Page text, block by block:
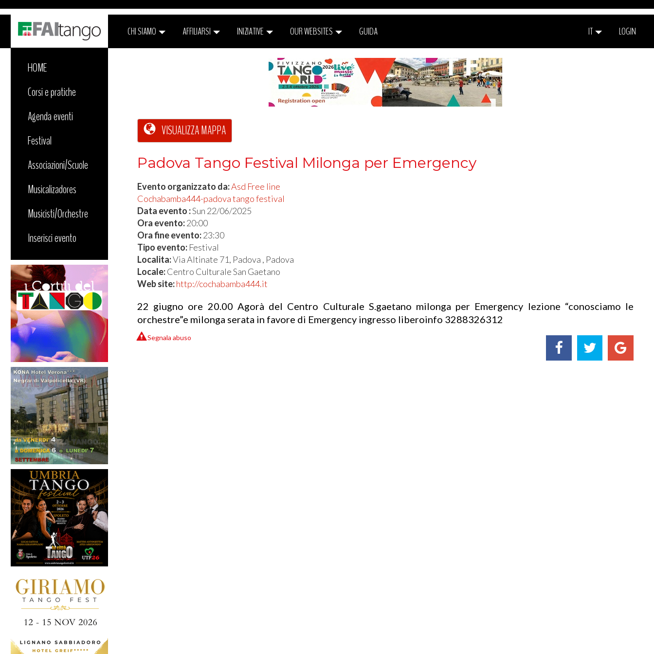
CHI SIAMO AFFILIARSI INIZIATIVE OUR WEBSITES GUIDA IT LOGIN
HOME
Corsi e pratiche
Agenda eventi
Festival
Associazioni/Scuole
Musicalizadores
Musicisti/Orchestre
Inserisci evento
VISUALIZZA MAPPA
Padova Tango Festival Milonga per Emergency
Evento organizzato da:Asd Free line
Cochabamba444-padova tango festival
Data evento :Sun 22/06/2025
Ora evento:20:00
Ora fine evento:23:30
Tipo evento: Festival
Localita:Via Altinate 71, Padova , Padova
Locale:Centro Culturale San Gaetano
Web site:http://cochabamba444.it
22 giugno ore 20.00 Agorà del Centro Culturale S.gaetano milonga per Emergency lezione “conosciamo le
orchestre”e milonga serata in favore di Emergency ingresso liberoinfo 3288326312
Segnala abuso